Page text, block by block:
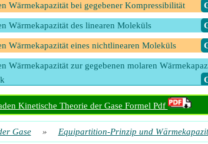
Wärmekapazität bei gegebener Kompressibilität
Wärmekapazität des linearen Moleküls
Wärmekapazität eines nichtlinearen Moleküls
Wärmekapazität zur gegebenen molaren
Wärmekapazität zur gegebenen molaren
Kinetische Theorie der Gase Formel Pdf
Gase » Equipartition-Prinzip und